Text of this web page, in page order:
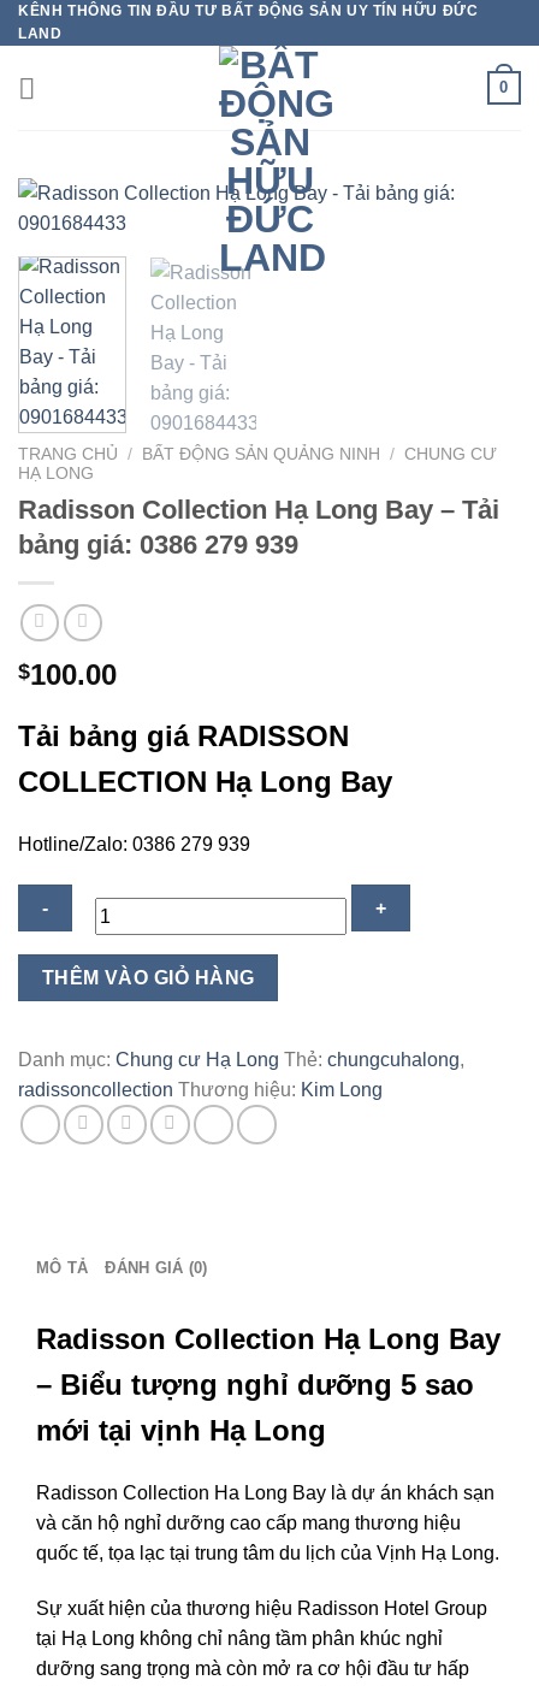
Bỏ
qua
nội
dung
KÊNH THÔNG TIN ĐẦU TƯ BẤT ĐỘNG SẢN UY TÍN HỮU ĐỨC
LAND
0
TRANG CHỦ / BẤT ĐỘNG SẢN QUẢNG NINH / CHUNG CƯ
HẠ LONG
Radisson Collection Hạ Long Bay – Tải
bảng giá: 0386 279 939
$100.00
Tải bảng giá RADISSON
COLLECTION Hạ Long Bay
Hotline/Zalo: 0386 279 939
Radisson
Long
Tải
939
lượng
THÊM VÀO GIỎ HÀNG
Danh mục: Chung cư Hạ Long Thẻ: chungcuhalong,
radissoncollection Thương hiệu: Kim Long
MÔ TẢ ĐÁNH GIÁ (0)
Radisson Collection Hạ Long Bay
– Biểu tượng nghỉ dưỡng 5 sao
mới tại vịnh Hạ Long
Radisson Collection Ha Long Bay là dự án khách sạn
và căn hộ nghỉ dưỡng cao cấp mang thương hiệu
quốc tế, tọa lạc tại trung tâm du lịch của Vịnh Hạ Long.
Sự xuất hiện của thương hiệu Radisson Hotel Group
tại Hạ Long không chỉ nâng tầm phân khúc nghỉ
dưỡng sang trọng mà còn mở ra cơ hội đầu tư hấp